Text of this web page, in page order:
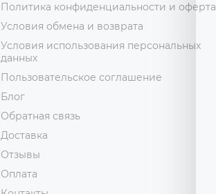
Политика конфиденциальности и оферта
Условия обмена и возврата
Условия использования персональных
данных
Пользовательское соглашение
Блог
Обратная связь
Доставка
Отзывы
Оплата